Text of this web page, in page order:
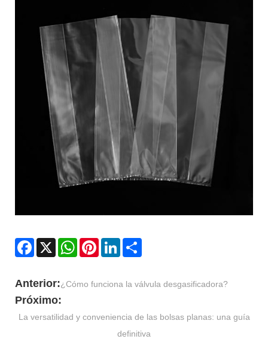
Facebook
X WhatsAppPinterestLinkedIn
Anterior:¿Cómo funciona la válvula desgasificadora?
Próximo:
La versatilidad y conveniencia de las bolsas planas: una guía
definitiva